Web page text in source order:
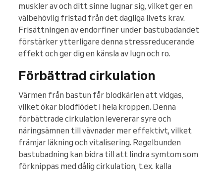
muskler av och ditt sinne lugnar sig, vilket ger en
välbehövlig fristad från det dagliga livets krav.
Frisättningen av endorfiner under bastubadandet
förstärker ytterligare denna stressreducerande
effekt och ger dig en känsla av lugn och ro.
Förbättrad cirkulation
Värmen från bastun får blodkärlen att vidgas,
vilket ökar blodflödet i hela kroppen. Denna
förbättrade cirkulation levererar syre och
näringsämnen till vävnader mer effektivt, vilket
främjar läkning och vitalisering. Regelbunden
bastubadning kan bidra till att lindra symtom som
förknippas med dålig cirkulation, t.ex. kalla